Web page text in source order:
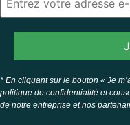
* En cliquant sur le bouton « Je
politique de confidentialité et
de notre entreprise et nos